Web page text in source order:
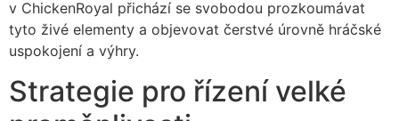
v ChickenRoyal přichází se svobodou prozkoumávat
tyto živé elementy a objevovat čerstvé úrovně hráčské
uspokojení a výhry.
Strategie pro řízení velké